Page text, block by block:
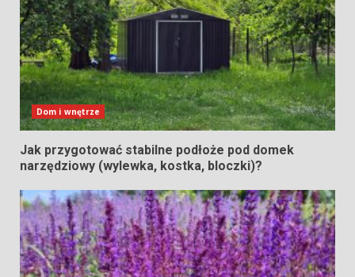
Dom i wnętrze
Jak przygotować stabilne podłoże pod domek
narzędziowy (wylewka, kostka, bloczki)?